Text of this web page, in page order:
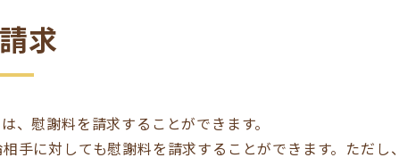
求
、慰謝料を請求することができます。
手に対しても慰謝料を請求することができます。ただし、